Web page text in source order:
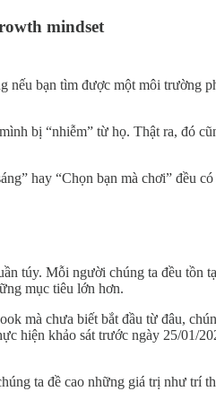
mindset
nếu bạn tìm được một môi trường
bị “nhiễm” từ họ. Thật ra, đó
hay “Chọn bạn mà chơi”
túy. Mỗi người chúng ta đều
mục tiêu lớn hơn.
mà chưa biết bắt đầu từ đâu,
hiện khảo sát trước ngày 25/01/
ta đề cao những giá trị như